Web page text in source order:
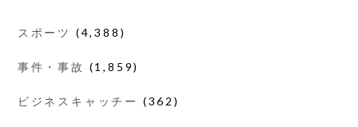
スポーツ (4,388)
事件・事故 (1,859)
ビジネスキャッチー (362)